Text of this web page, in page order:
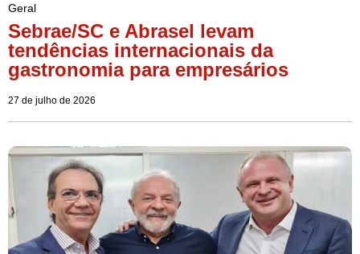
Geral
Sebrae/SC e Abrasel levam
tendências internacionais da
gastronomia para empresários
27 de julho de 2026